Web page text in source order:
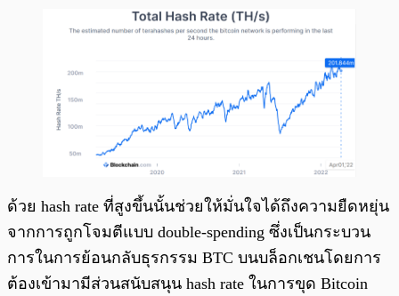
ด้วย hash rate ที่สูงขึ้นนั้นช่วยให้มั่นใจได้ถึงความยืดหยุ่น
จากการถูกโจมตีแบบ double-spending ซึ่งเป็นกระบวน
การในการย้อนกลับธุรกรรม BTC บนบล็อกเชนโดยการ
ต้องเข้ามามีส่วนสนับสนุน hash rate ในการขุด Bitcoin